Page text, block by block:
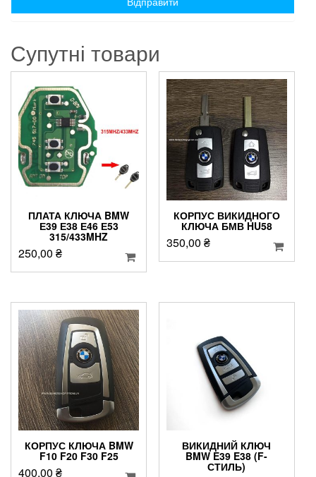
Супутні товари
ПЛАТА КЛЮЧА BMW
Е39 Е38 Е46 Е53
315/433MHZ
250,00 ₴
КОРПУС ВИКИДНОГО
КЛЮЧА БМВ HU58
350,00 ₴
КОРПУС КЛЮЧА BMW
F10 F20 F30 F25
400,00 ₴
ВИКИДНИЙ КЛЮЧ
BMW E39 E38 (F-
СТИЛЬ)